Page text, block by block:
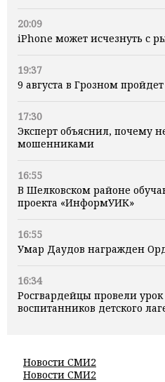
20:09
iPhone может исчезнуть с
19:37
9 августа в Грозном
17:30
Эксперт объяснил, почему
мошенниками
16:55
В Шелковском районе
проекта «ИнформУИК»
16:55
Умар Даудов награжден
16:34
Росгвардейцы провели
воспитанников детского
Новости СМИ2
Новости СМИ2